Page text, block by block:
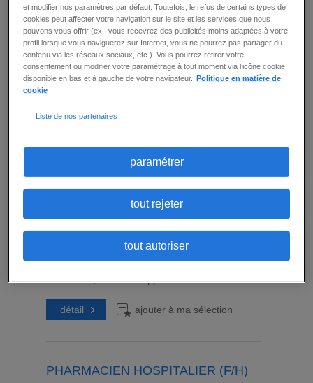
2offre(s) créer une alerte
par page trier par
(F/H)
juillet 2026
Prêt(e) à révéler votre impact comme Auxiliaire
de puériculture (F/H) en crèche ? Au sein d'un
établissement dédié à la petite enfance, vous
contribuez chaque jour au bien-être, à la
sécurité et à l'éveil des enfants accueillis - Vous
individuels, les protocoles et le rythme de
autonomie, leur développement et ...
détail ajouter à ma sélection
PHARMACIEN HOSPITALIER (F/H)
et modifier nos paramètres par défaut. Toutefois, le refus de certains types de
cookies peut affecter votre navigation sur le site et les services que nous
pouvons vous offrir (ex : vous recevrez des publicités moins adaptées à votre
profil lorsque vous naviguerez sur Internet, vous ne pourrez pas partager du
contenu via les réseaux sociaux, etc.). Vous pourrez retirer votre
consentement ou modifier votre paramétrage à tout moment via l’icône cookie
disponible en bas et à gauche de votre navigateur.
Politique en matière de
cookie
Liste de nos partenaires
paramétrer
tout rejeter
tout autoriser